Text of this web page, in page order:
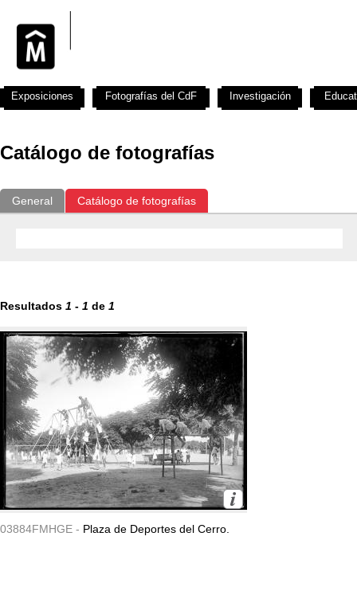
Catálogo de fotografías
General Catálogo de fotografías
Resultados 1 - 1 de 1
03884FMHGE - Plaza de Deportes del Cerro.
Exposiciones Fotografías del CdF Investigación